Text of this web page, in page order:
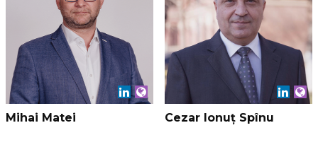
Mihai Matei Cezar Ionuț Spînu